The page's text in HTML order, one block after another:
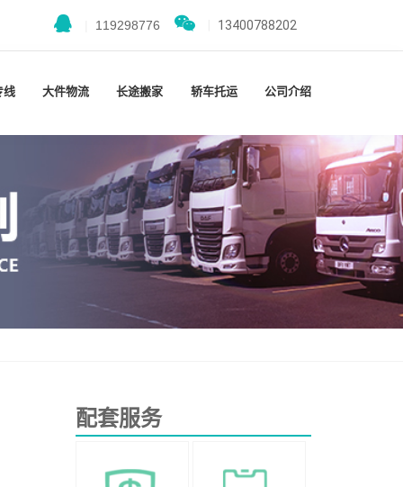
119298776 13400788202
线 大件物流 长途搬家 轿车托运 公司介绍
配套服务